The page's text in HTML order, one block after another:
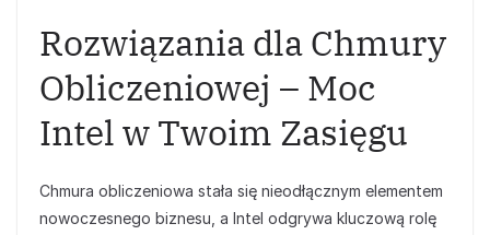
Rozwiązania dla Chmury
Obliczeniowej – Moc
Intel w Twoim Zasięgu
Chmura obliczeniowa stała się nieodłącznym elementem
nowoczesnego biznesu, a Intel odgrywa kluczową rolę